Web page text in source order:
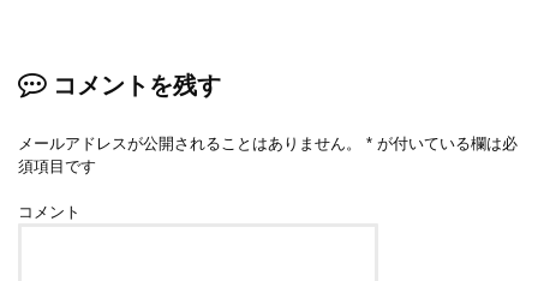
コメントを残す
メールアドレスが公開されることはありません。 * が付いている欄は必
須項目です
コメント